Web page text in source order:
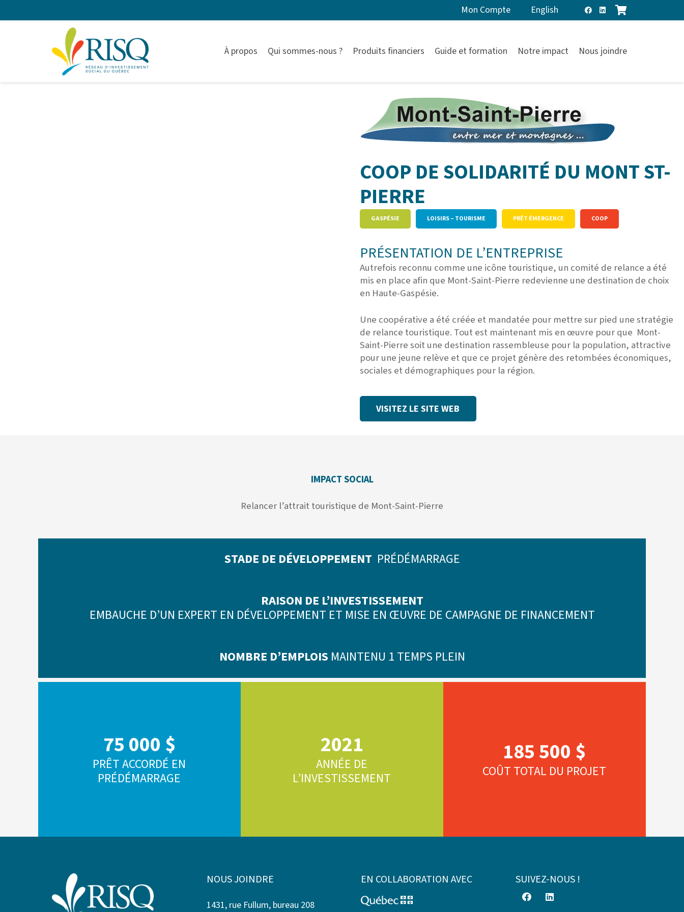
Mon Compte English
À propos Qui sommes-nous ? Produits financiers Guide et formation Notre impact Nous joindre
COOP DE SOLIDARITÉ DU MONT ST-
PIERRE
GASPÉSIE LOISIRS – TOURISME PRÊT ÉMERGENCE COOP
PRÉSENTATION DE L’ENTREPRISE
Autrefois reconnu comme une icône touristique, un comité de relance a été
mis en place afin que Mont-Saint-Pierre redevienne une destination de choix
en Haute-Gaspésie.
Une coopérative a été créée et mandatée pour mettre sur pied une stratégie
de relance touristique. Tout est maintenant mis en œuvre pour que Mont-
Saint-Pierre soit une destination rassembleuse pour la population, attractive
pour une jeune relève et que ce projet génère des retombées économiques,
sociales et démographiques pour la région.
VISITEZ LE SITE WEB
IMPACT SOCIAL
Relancer l’attrait touristique de Mont-Saint-Pierre
STADE DE DÉVELOPPEMENT PRÉDÉMARRAGE
RAISON DE L’INVESTISSEMENT
EMBAUCHE D’UN EXPERT EN DÉVELOPPEMENT ET MISE EN ŒUVRE DE CAMPAGNE DE FINANCEMENT
NOMBRE D’EMPLOIS MAINTENU 1 TEMPS PLEIN
75 000 $
PRÊT ACCORDÉ EN
PRÉDÉMARRAGE
2021
ANNÉE DE
L’INVESTISSEMENT
185 500 $
COÛT TOTAL DU PROJET
NOUS JOINDRE
1431, rue Fullum, bureau 208
EN COLLABORATION AVEC SUIVEZ-NOUS !